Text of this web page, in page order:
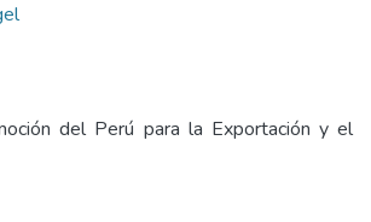
del Perú para la Exportación y el